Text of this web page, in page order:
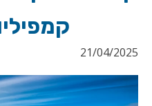
21/04/2025